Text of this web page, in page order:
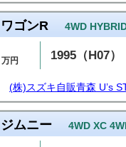
ワゴンR 4WD
万円 1995（H07）
(株)スズキ自販青森 U’s
ジムニー 4WD XC